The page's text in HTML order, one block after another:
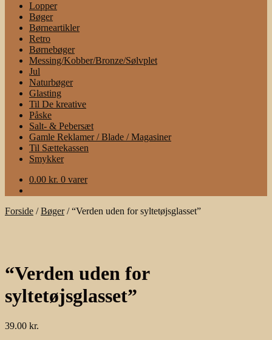
Lopper
Bøger
Børneartikler
Retro
Børnebøger
Messing/Kobber/Bronze/Sølvplet
Jul
Naturbøger
Glasting
Til De kreative
Påske
Salt- & Pebersæt
Gamle Reklamer / Blade / Magasiner
Til Sættekassen
Smykker
0.00 kr. 0 varer
Forside /Bøger/“Verden uden for syltetøjsglasset”
“Verden uden for
syltetøjsglasset”
39.00 kr.